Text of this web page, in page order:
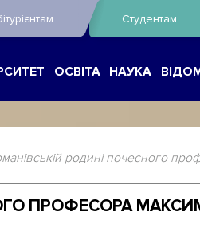
Студентам
ОСВІТА НАУКА
родині почесного
ПРОФЕСОРА